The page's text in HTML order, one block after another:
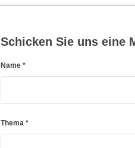
Schicken Sie uns eine
Name *
Thema *